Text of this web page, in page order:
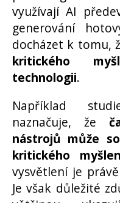
využívají AI
generování
docházet k tomu,
kritického
technologii.
Například
naznačuje, že
nástrojů může
kritického
vysvětlení je
Je však důležité